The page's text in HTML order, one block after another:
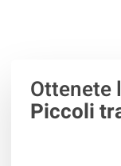
Ottenete
Piccoli